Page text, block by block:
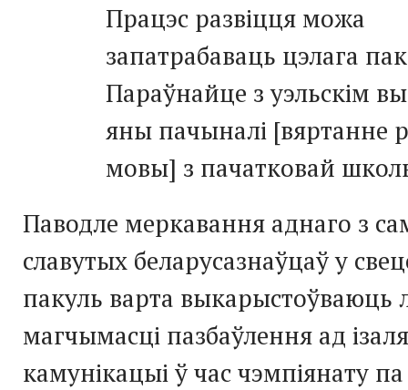
Працэс развіцця можа
запатрабаваць цэлага
Параўнайце з уэльскім
яны пачыналі [вяртанне
мовы] з пачатковай
Паводле меркавання аднаго з
славутых беларусазнаўцаў у
пакуль варта выкарыстоўваюць
магчымасці пазбаўлення ад
камунікацыі ў час чэмпіянату па